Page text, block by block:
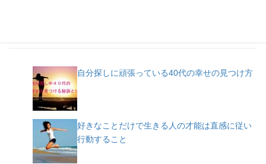
自分探しに頑張っている40代の幸せの見つけ方
好きなことだけで生きる人の才能は直感に従い
行動すること